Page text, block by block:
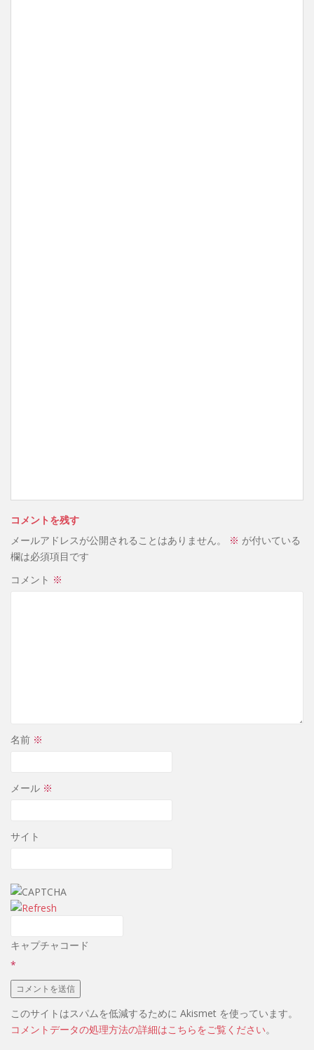
コメントを残す
メールアドレスが公開されることはありません。
※ が付いている
欄は必須項目です
コメント ※
名前 ※
メール ※
サイト
キャプチャコード
*
このサイトはスパムを低減するために Akismet を使っています。
コメントデータの処理方法の詳細はこちらをご覧ください。